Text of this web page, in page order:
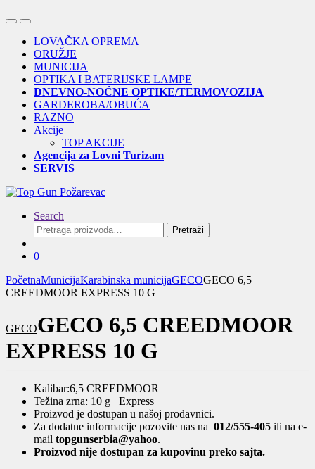
OpenClose
LOVAČKA OPREMA
ORUŽJE
MUNICIJA
OPTIKA I BATERIJSKE LAMPE
DNEVNO-NOĆNE OPTIKE/TERMOVOZIJA
GARDEROBA/OBUĆA
RAZNO
Akcije
TOP AKCIJE
Agencija za Lovni Turizam
SERVIS
Search
Pretraga
za:
Pretraži
0
PočetnaMunicijaKarabinska municijaGECOGECO 6,5
CREEDMOOR EXPRESS 10 G
GECOGECO 6,5 CREEDMOOR
EXPRESS 10 G
Kalibar:6,5 CREEDMOOR
Težina zrna: 10 g Express
Proizvod je dostupan u našoj prodavnici.
Za dodatne informacije pozovite nas na 012/555-405 ili na e-
mail topgunserbia@yahoo.
Proizvod nije dostupan za kupovinu preko sajta.